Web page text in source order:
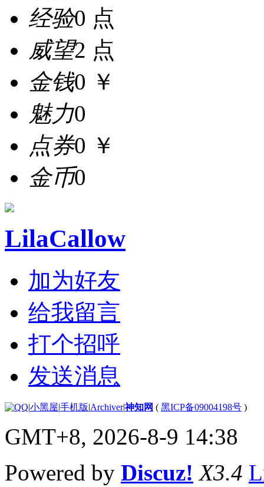
经验0 点
威望2 点
金钱0 ￥
魅力0
点券0 ￥
金币0
LilaCallow
加为好友
给我留言
打个招呼
发送消息
|小黑屋|手机版|Archiver|神知网 ( 黑ICP备09004198号 )
GMT+8, 2026-8-9 14:38
Powered by Discuz! X3.4